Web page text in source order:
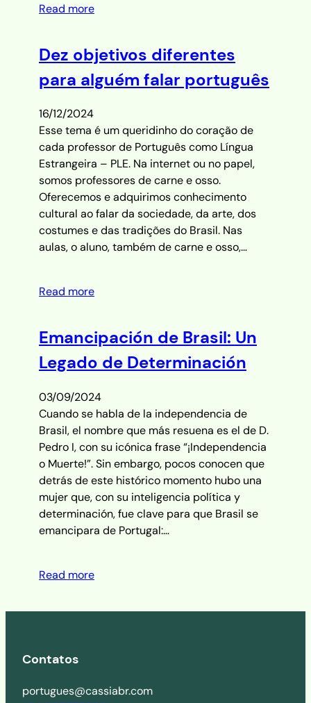
Read more
Dez objetivos diferentes
para alguém falar português
16/12/2024
Esse tema é um queridinho do coração de
cada professor de Português como Língua
Estrangeira – PLE. Na internet ou no papel,
somos professores de carne e osso.
Oferecemos e adquirimos conhecimento
cultural ao falar da sociedade, da arte, dos
costumes e das tradições do Brasil. Nas
aulas, o aluno, também de carne e osso,…
Read more
Emancipación de Brasil: Un
Legado de Determinación
03/09/2024
Cuando se habla de la independencia de
Brasil, el nombre que más resuena es el de D.
Pedro I, con su icónica frase “¡Independencia
o Muerte!”. Sin embargo, pocos conocen que
detrás de este histórico momento hubo una
mujer que, con su inteligencia política y
determinación, fue clave para que Brasil se
emancipara de Portugal:…
Read more
Contatos
portugues@cassiabr.com